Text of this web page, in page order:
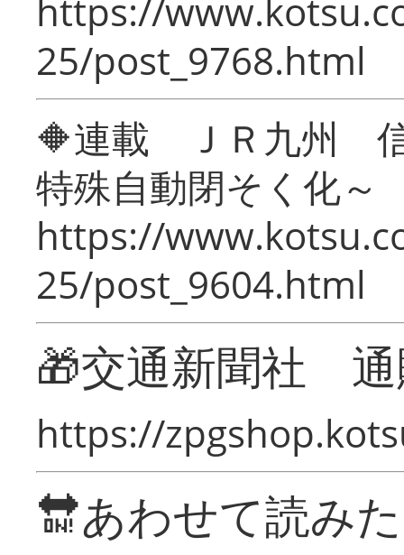
https://
25/post_9768.html
🔶連載 ＪＲ九州 信
特殊自動閉そく化～
https://
25/post_9604.html
🎁交通新聞社
https://
🔛あわせて読み